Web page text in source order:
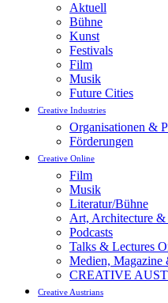
Aktuell
Bühne
Kunst
Festivals
Film
Musik
Future Cities
Creative Industries
Organisationen &
Förderungen
Creative Online
Film
Musik
Literatur/Bühne
Art, Architecture
Podcasts
Talks & Lectures
Medien,
CREATIVE
Creative Austrians